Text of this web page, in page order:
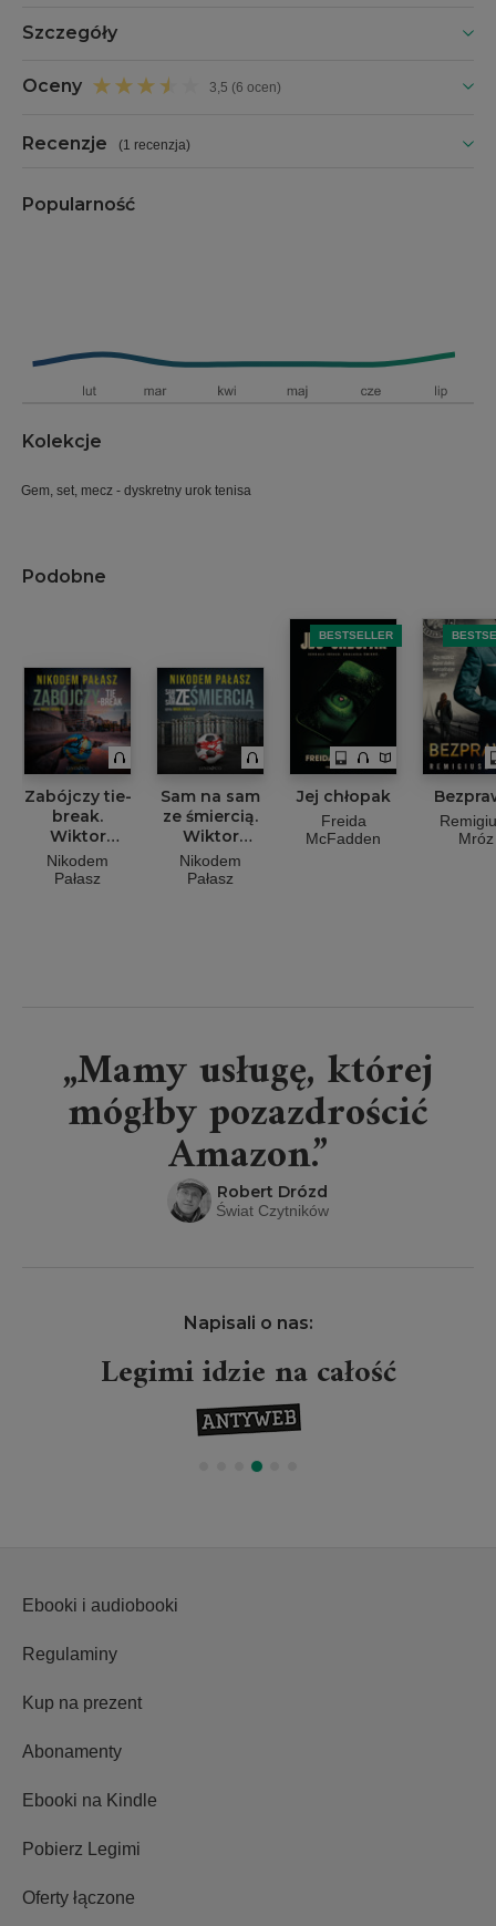
Szczegóły
Oceny 3,5 (6 ocen)
Recenzje (1 recenzja)
Popularność
Kolekcje
Gem, set, mecz - dyskretny urok tenisa
Podobne
Zabójczy tie-
break.
Wiktor
Wolski. Tom
3
Nikodem
Pałasz
Sam na sam
ze śmiercią.
Wiktor
Wolski. Tom
2
Nikodem
Pałasz
BESTSELLER
Jej chłopak
Freida
McFadden
Mróz
„Mamy usługę, której
mógłby pozazdrościć
Amazon.”
Robert Drózd
Świat Czytników
Napisali o nas:
Legimi idzie na całość
Ebooki i audiobooki
Regulaminy
Kup na prezent
Abonamenty
Ebooki na Kindle
Pobierz Legimi
Oferty łączone